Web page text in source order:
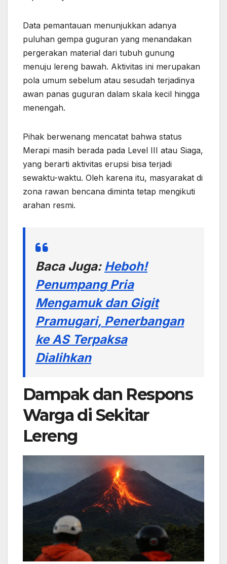
Data pemantauan menunjukkan adanya
puluhan gempa guguran yang menandakan
pergerakan material dari tubuh gunung
menuju lereng bawah. Aktivitas ini merupakan
pola umum sebelum atau sesudah terjadinya
awan panas guguran dalam skala kecil hingga
menengah.
Pihak berwenang mencatat bahwa status
Merapi masih berada pada Level III atau Siaga,
yang berarti aktivitas erupsi bisa terjadi
sewaktu-waktu. Oleh karena itu, masyarakat di
zona rawan bencana diminta tetap mengikuti
arahan resmi.
Baca Juga: Heboh!
Penumpang Pria
Mengamuk dan Gigit
Pramugari, Penerbangan
ke AS Terpaksa
Dialihkan
Dampak dan Respons
Warga di Sekitar
Lereng